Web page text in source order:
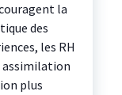
la
des
les RH
assimilation
plus